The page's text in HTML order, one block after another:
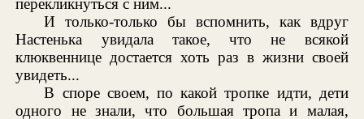
перекликнуться с ним...
И только-только бы вспомнить, как вдруг
Настенька увидала такое, что не всякой
клюквеннице достается хоть раз в жизни своей
увидеть...
В споре своем, по какой тропке идти, дети
одного не знали, что большая тропа и малая,